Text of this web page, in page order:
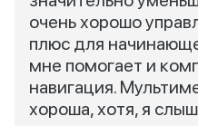
очень хорошо
плюс для
мне помогает и
навигация.
хороша, хотя, я